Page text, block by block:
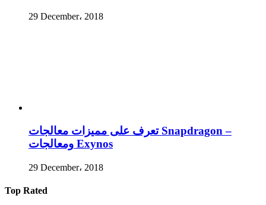
29 December، 2018
تعرف على مميزات معالجات Snapdragon –
ومعالجات Exynos
29 December، 2018
Top Rated